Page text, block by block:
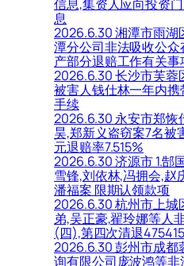
信息,集资人应向投资
息
2026.6.30 湘潭市雨湖
潭分公司非法吸收公
产部分退赔工作有关事
2026.6.30 长沙市芙蓉
被害人钱仕林一年内
手续
2026.6.30 永安市郑恢
昊,郑新义盗窃案7名被
元退赔率7.515%
2026.6.30 济源市 1.郜
雪锋,刘依林,冯拥会,赵
潘福案 限期认领款项
2026.6.30 杭州市上城
弟,吴正豪,翟玲娜等人
(四),第四次清退
2026.6.30 彭州市成都
询有限公司庞波鸿等